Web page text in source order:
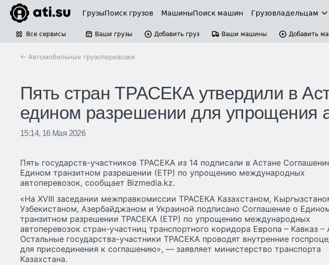
ГрузыПоиск грузов МашиныПоиск машин Грузовладельцам
Все сервисы Ваши грузы Добавить груз Ваши машины Добавить
← Автомобильные грузоперевозки
Пять стран ТРАСЕКА утвердили в
едином разрешении для упрощения
15:14, 16 Мая 2026
Пять государств-участников ТРАСЕКА из 14 подписали в Астане
Едином транзитном разрешении (ЕТР) по упрощению международных
автоперевозок, сообщает Bizmedia.kz.
«На XVIII заседании межправкомиссии ТРАСЕКА Казахстаном,
Узбекистаном, Азербайджаном и Украиной подписано Соглашение о
транзитном разрешении ТРАСЕКА (ЕТР) по упрощению международных
автоперевозок стран-участниц транспортного коридора Европа – Кавказ –
Остальные государства-участники ТРАСЕКА проводят внутренние
для присоединения к соглашению», — заявляет министерство транспорта
Казахстана.